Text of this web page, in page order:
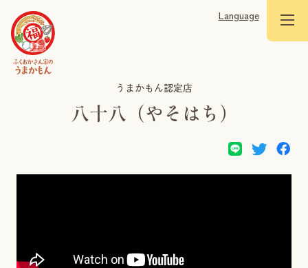
Language
うまかもん認定店
八十八（やそはち）